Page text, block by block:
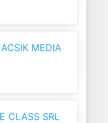
MEDIA
CLASS SRL